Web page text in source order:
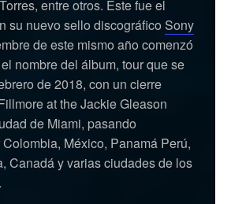
entre otros. Este fue el
su nuevo sello discográfico Sony
de este mismo año comenzó
nombre del álbum, tour que se
de 2018, con un cierre
at the Jackie Gleason
de Miami, pasando
México, Panamá Perú,
Canadá y varias ciudades de los